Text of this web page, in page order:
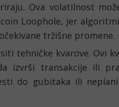
Ova volatilnost
Loophole, jer
tržišne promene.
tehničke kvarove. Ovi
izvrši transakcije ili
do gubitaka ili